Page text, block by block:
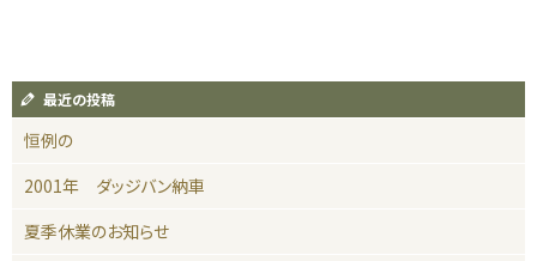
最近の投稿
恒例の
2001年 ダッジバン納車
夏季休業のお知らせ